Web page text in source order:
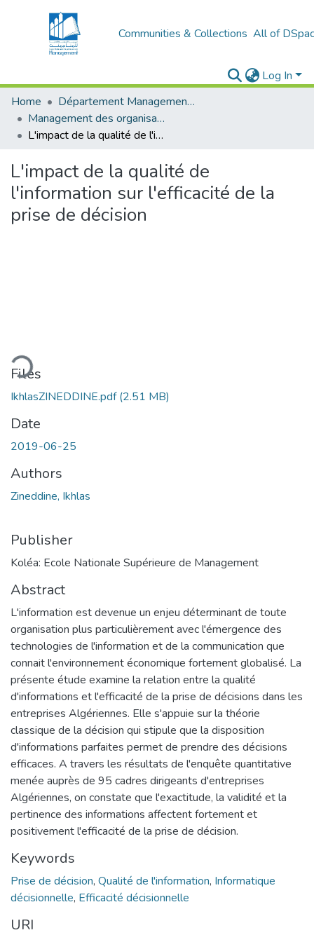
Communities & Collections All of
Log In
Home
Département Management Des Organisations
Management des organisations (MDO)
L'impact de la qualité de l'information sur l'efficacité de la prise de décision
L'impact de la qualité de
l'information sur l'efficacité de la
prise de décision
Files
IkhlasZINEDDINE.pdf(2.51 MB)
Date
2019-06-25
Authors
Zineddine, Ikhlas
Publisher
Koléa: Ecole Nationale Supérieure de Management
Abstract
L'information est devenue un enjeu déterminant de toute
organisation plus particulièrement avec l'émergence des
technologies de l'information et de la communication que
connait l'environnement économique fortement globalisé. La
présente étude examine la relation entre la qualité
d'informations et l'efficacité de la prise de décisions dans les
entreprises Algériennes. Elle s'appuie sur la théorie
classique de la décision qui stipule que la disposition
d'informations parfaites permet de prendre des décisions
efficaces. A travers les résultats de l'enquête quantitative
menée auprès de 95 cadres dirigeants d'entreprises
Algériennes, on constate que l'exactitude, la validité et la
pertinence des informations affectent fortement et
positivement l'efficacité de la prise de décision.
Keywords
Prise de décision, Qualité de l'information, Informatique
décisionnelle, Efficacité décisionnelle
URI